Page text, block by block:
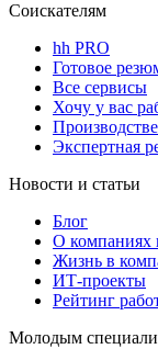
Соискателям
hh PRO
Готовое
Все сервисы
Хочу у вас
Экспертная
Новости и статьи
Блог
О компаниях
Жизнь в
ИТ-проекты
Рейтинг
Молодым